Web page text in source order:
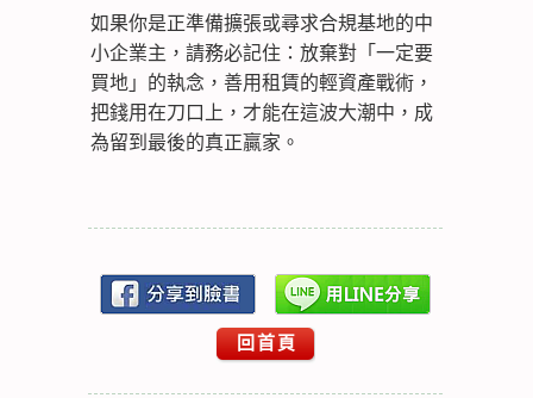
如果你是正準備擴張或尋求合規基地的中
小企業主，請務必記住：放棄對「一定要
買地」的執念，善用租賃的輕資產戰術，
把錢用在刀口上，才能在這波大潮中，成
為留到最後的真正贏家。
回首頁